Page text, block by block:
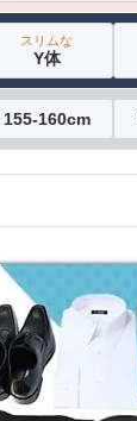
スリムな
Y体
155-160cm